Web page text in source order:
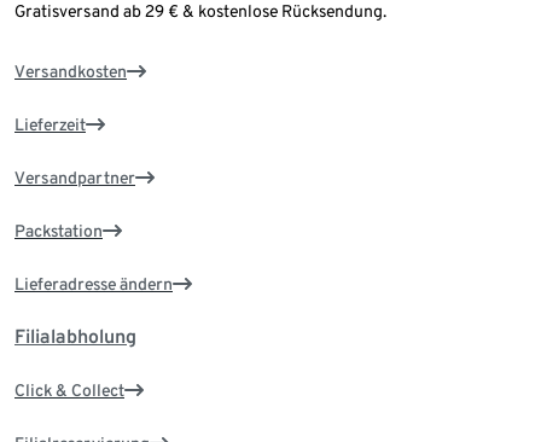
Gratisversand ab 29 € & kostenlose Rücksendung.
Versandkosten
Lieferzeit
Versandpartner
Packstation
Lieferadresse ändern
Filialabholung
Click & Collect